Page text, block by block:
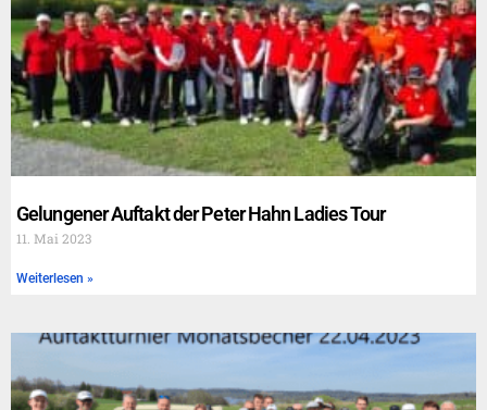
Gelungener Auftakt der Peter Hahn Ladies Tour
11. Mai 2023
Weiterlesen »